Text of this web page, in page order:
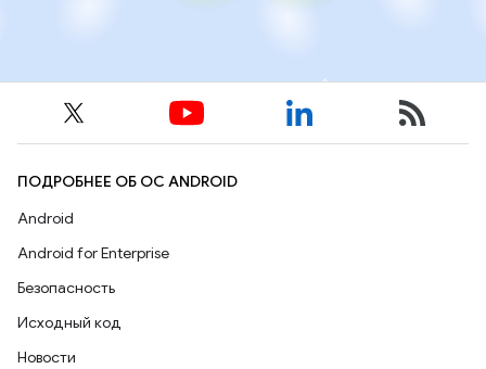
ПОДРОБНЕЕ ОБ ОС ANDROID
Android
Android for Enterprise
Безопасность
Исходный код
Новости